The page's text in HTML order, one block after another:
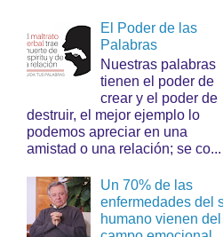
El Poder de las
Palabras
Nuestras palabras
tienen el poder de
crear y el poder de
destruir, el mejor ejemplo lo
podemos apreciar en una
amistad o una relación; se co...
Un 70% de las
enfermedades del
humano vienen del